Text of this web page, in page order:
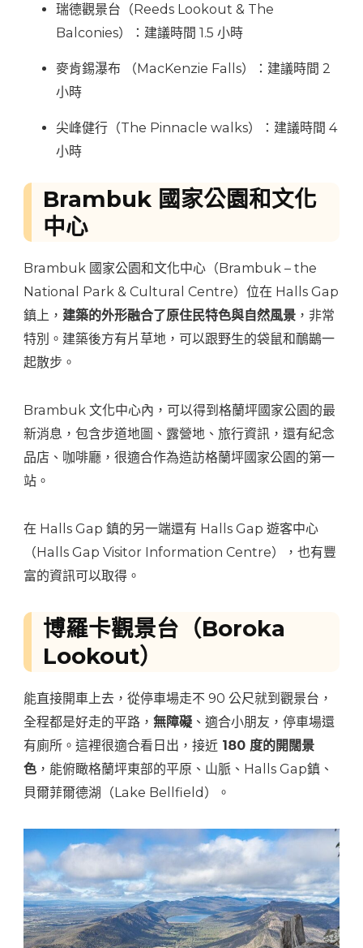
瑞德觀景台（Reeds Lookout & The
Balconies）：建議時間 1.5 小時
麥肯錫瀑布 （MacKenzie Falls）：建議時間 2
小時
尖峰健行（The Pinnacle walks）：建議時間 4
小時
Brambuk 國家公園和文化
中心
Brambuk 國家公園和文化中心（Brambuk – the
National Park & Cultural Centre）位在 Halls Gap
鎮上， 建築的外形融合了原住民特色與自然風景 ，非常
特別。建築後方有片草地，可以跟野生的袋鼠和鴯鶓一
起散步。
Brambuk 文化中心內，可以得到格蘭坪國家公園的最
新消息，包含步道地圖、露營地、旅行資訊，還有紀念
品店、咖啡廳，很適合作為造訪格蘭坪國家公園的第一
站。
在 Halls Gap 鎮的另一端還有 Halls Gap 遊客中心
（Halls Gap Visitor Information Centre），也有豐
富的資訊可以取得。
博羅卡觀景台（Boroka
Lookout）
能直接開車上去，從停車場走不 90 公尺就到觀景台，
全程都是好走的平路， 無障礙 、適合小朋友，停車場還
有廁所。這裡很適合看日出，接近 180 度的開闊景
色 ，能俯瞰格蘭坪東部的平原、山脈、Halls Gap鎮、
貝爾菲爾德湖（Lake Bellfield）。